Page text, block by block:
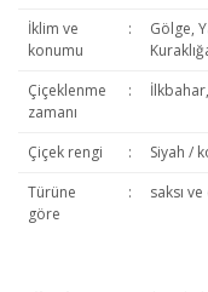
İklim ve
konumu
:
Gölge,
Çiçeklenme
zamanı
:
Çiçek rengi :
Siyah /
Türüne
göre
: saksı